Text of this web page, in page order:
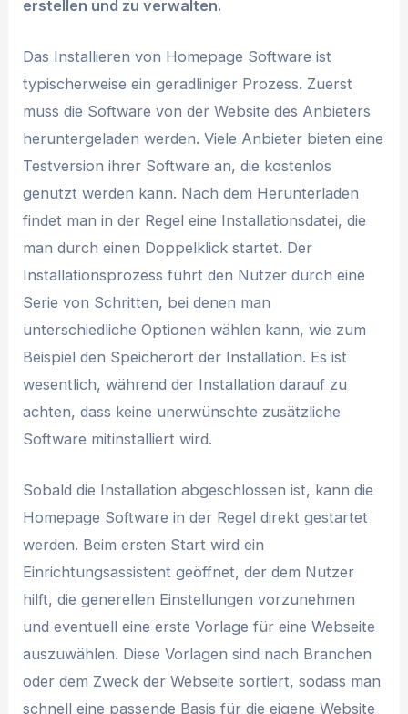
erstellen und zu verwalten.
Das Installieren von Homepage Software ist
typischerweise ein geradliniger Prozess. Zuerst
muss die Software von der Website des Anbieters
heruntergeladen werden. Viele Anbieter bieten eine
Testversion ihrer Software an, die kostenlos
genutzt werden kann. Nach dem Herunterladen
findet man in der Regel eine Installationsdatei, die
man durch einen Doppelklick startet. Der
Installationsprozess führt den Nutzer durch eine
Serie von Schritten, bei denen man
unterschiedliche Optionen wählen kann, wie zum
Beispiel den Speicherort der Installation. Es ist
wesentlich, während der Installation darauf zu
achten, dass keine unerwünschte zusätzliche
Software mitinstalliert wird.
Sobald die Installation abgeschlossen ist, kann die
Homepage Software in der Regel direkt gestartet
werden. Beim ersten Start wird ein
Einrichtungsassistent geöffnet, der dem Nutzer
hilft, die generellen Einstellungen vorzunehmen
und eventuell eine erste Vorlage für eine Webseite
auszuwählen. Diese Vorlagen sind nach Branchen
oder dem Zweck der Webseite sortiert, sodass man
schnell eine passende Basis für die eigene Website